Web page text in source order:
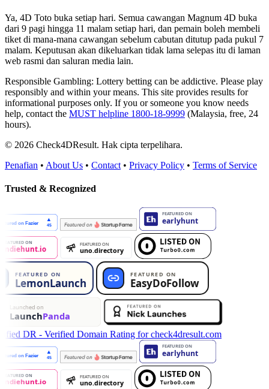
Ya, 4D Toto buka setiap hari. Semua cawangan Magnum 4D buka
dari 9 pagi hingga 11 malam setiap hari, dan pemain boleh membeli
tiket di mana-mana cawangan sebelum cabutan ditutup pada pukul 7
malam. Keputusan akan dikeluarkan tidak lama selepas itu di laman
web rasmi dan saluran media lain.
Responsible Gambling: Lottery betting can be addictive. Please play
responsibly and within your means. This site provides results for
informational purposes only. If you or someone you know needs
help, contact the MUST helpline 1800-18-9999 (Malaysia, free, 24
hours).
© 2026 Check4DResult. Hak cipta terpelihara.
Penafian • About Us • Contact • Privacy Policy • Terms of Service
Trusted & Recognized